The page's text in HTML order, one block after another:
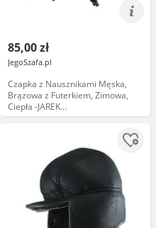
85,00 zł
JegoSzafa.pl
Czapka z Nausznikami Męska,
Brązowa z Futerkiem, Zimowa,
Ciepła -JAREK
CPAJARUSZANKAAWUP062brunatny